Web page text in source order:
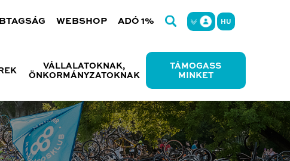
WEBSHOP ADÓ 1% HU
VÁLLALATOKNAK,
ÖNKORMÁNYZATOKNAK
TÁMOGASS
MINKET